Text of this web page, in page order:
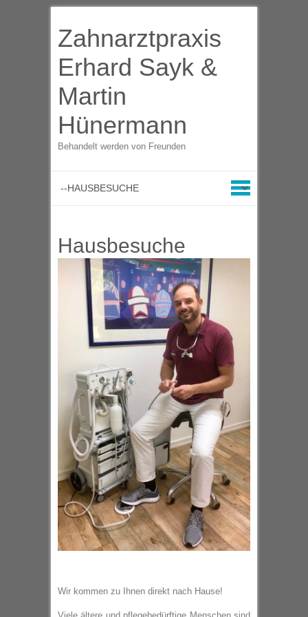
Zahnarztpraxis
Erhard Sayk &
Martin
Hünermann
Behandelt werden von Freunden
Hausbesuche
Wir kommen zu Ihnen direkt nach Hause!
Viele ältere und pflegebedürftige Menschen sind